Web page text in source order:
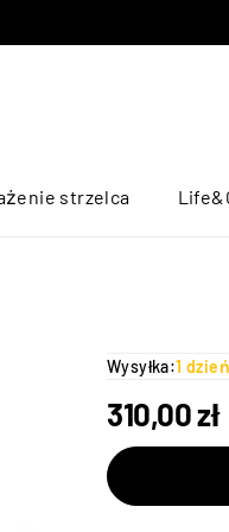
strzelca
Wysyłka:1
310,00zł